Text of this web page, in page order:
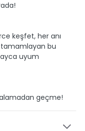
keşfet, her anı
tamamlayan bu
uyum
geçme!